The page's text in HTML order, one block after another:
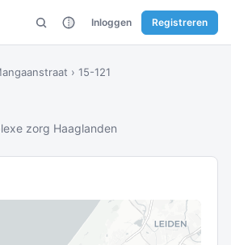
Inloggen Registreren
› 15-121
zorg Haaglanden